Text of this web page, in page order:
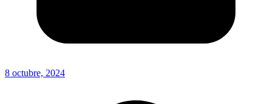
8 octubre, 2024